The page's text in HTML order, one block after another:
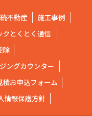
不動産
施工事例
クとくとく通信
除
ングカウンター
積お申込フォーム
情報保護方針